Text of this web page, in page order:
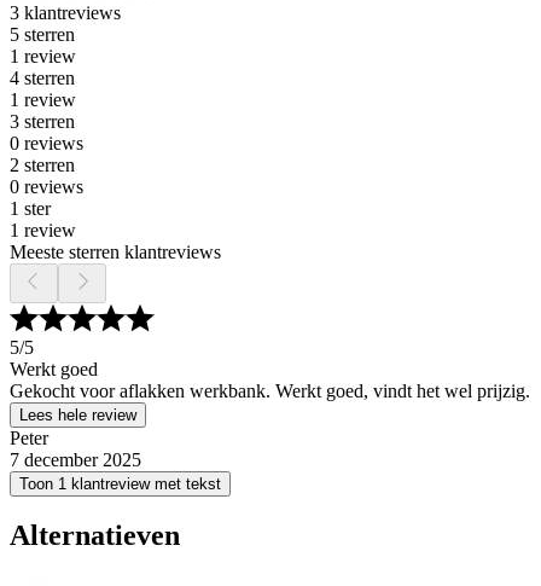
3 klantreviews
5 sterren
1 review
4 sterren
1 review
3 sterren
0 reviews
2 sterren
0 reviews
1 ster
1 review
Meeste sterren klantreviews
5/5
Werkt goed
Gekocht voor aflakken werkbank. Werkt goed, vindt het wel prijzig.
Lees hele review
Peter
7 december 2025
Toon 1 klantreview met tekst
Alternatieven